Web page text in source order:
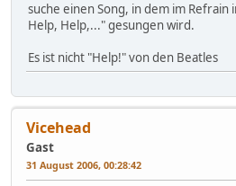
suche einen Song, in dem im Refrain
Help, Help,..." gesungen wird.
Es ist nicht "Help!" von den Beatles
Vicehead
Gast
31 August 2006, 00:28:42